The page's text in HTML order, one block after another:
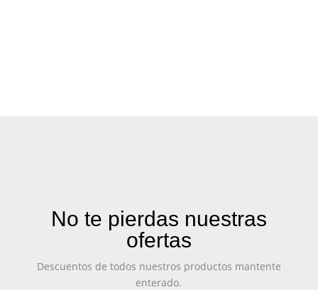
No te pierdas nuestras
ofertas
Descuentos de todos nuestros productos mantente
enterado.